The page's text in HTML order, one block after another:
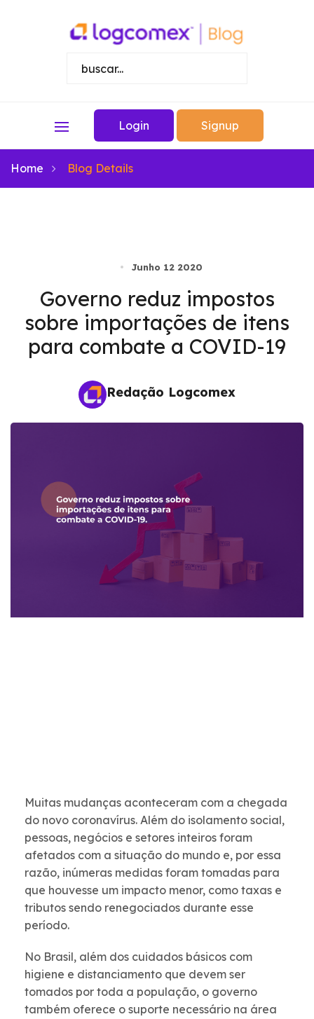
Login Signup
Home Blog Details
Junho 12 2020
Governo reduz impostos
sobre importações de itens
para combate a COVID-19
Redação Logcomex
Muitas mudanças aconteceram com a chegada
do novo coronavírus. Além do isolamento social,
pessoas, negócios e setores inteiros foram
afetados com a situação do mundo e, por essa
razão, inúmeras medidas foram tomadas para
que houvesse um impacto menor, como taxas e
tributos sendo renegociados durante esse
período.
No Brasil, além dos cuidados básicos com
higiene e distanciamento que devem ser
tomados por toda a população, o governo
também oferece o suporte necessário na área